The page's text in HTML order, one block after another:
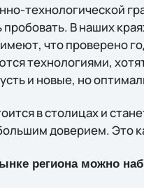
технологической
пробовать. В наших
что проверено
технологиями,
и новые, но
в столицах и
доверием. Это
региона можно